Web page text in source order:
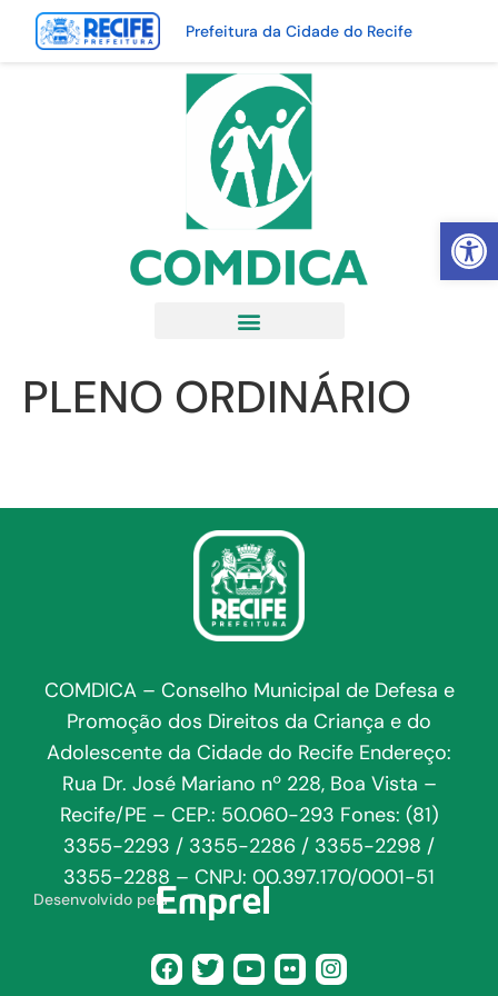
Abrir
Prefeitura da Cidade do Recife
PLENO ORDINÁRIO
COMDICA – Conselho Municipal de Defesa e
Promoção dos Direitos da Criança e do
Adolescente da Cidade do Recife Endereço:
Rua Dr. José Mariano nº 228, Boa Vista –
Recife/PE – CEP.: 50.060-293 Fones: (81)
3355-2293 / 3355-2286 / 3355-2298 /
3355-2288 – CNPJ: 00.397.170/0001-51
Desenvolvido pela